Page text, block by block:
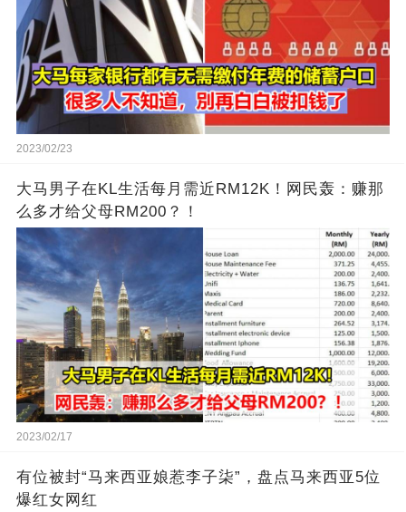
2023/02/23
大马男子在KL生活每月需近RM12K！网民轰：赚那
么多才给父母RM200？！
2023/02/17
有位被封“马来西亚娘惹李子柒”，盘点马来西亚5位
爆红女网红